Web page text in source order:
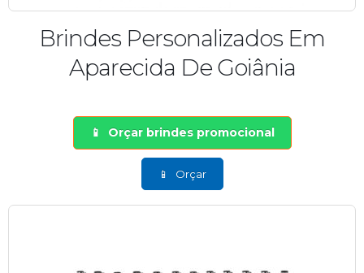
Brindes Personalizados Em
Aparecida De Goiânia
Orçar brindes promocional
Orçar